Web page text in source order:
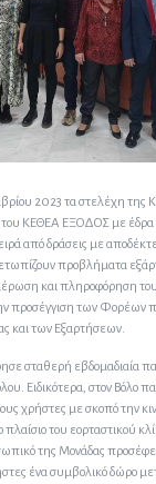
2023 τα στελέχη της
του ΚΕΘΕΑ ΕΞΟΔΟΣ με έδρα
από δράσεις με
προβλήματα
και πληροφόρηση
προσέγγιση των Φορέων
και των Εξαρτήσεων.
σταθερή εβδομαδιαία
Ειδικότερα, στον Βόλο
χρήστες με σκοπό την
του εορταστικού
της Μονάδας
ένα συμβολικό δώρο